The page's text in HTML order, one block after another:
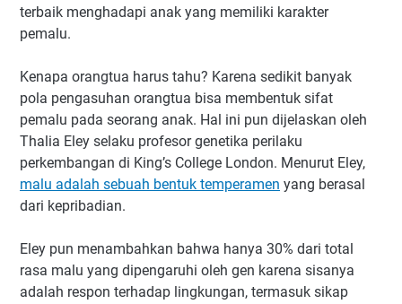
terbaik menghadapi anak yang memiliki karakter
pemalu.
Kenapa orangtua harus tahu? Karena sedikit banyak
pola pengasuhan orangtua bisa membentuk sifat
pemalu pada seorang anak. Hal ini pun dijelaskan oleh
Thalia Eley selaku profesor genetika perilaku
perkembangan di King’s College London. Menurut Eley,
malu adalah sebuah bentuk temperamen yang berasal
dari kepribadian.
Eley pun menambahkan bahwa hanya 30% dari total
rasa malu yang dipengaruhi oleh gen karena sisanya
adalah respon terhadap lingkungan, termasuk sikap